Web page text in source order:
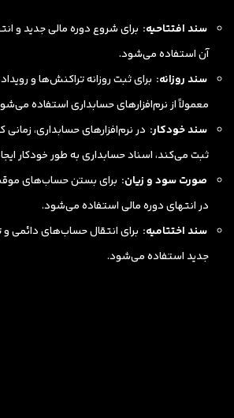
سند افتتاحیه: برای شروع دوره مالی جدید و
آن استفاده می‌شود.
سند روزانه: برای ثبت روزانه تراکنش‌ها و
معمولاً از نرم‌افزارهای حسابداری استفاده
سند خودکار: در نرم‌افزارهای حسابداری، زمانی
ثبت می‌کند، اسناد حسابداری به طور خودکار
صورت سود و زیان: برای بستن حساب‌های
در انتهای دوره مالی استفاده می‌شود.
سند اختتامیه: برای انتقال حساب‌های دائمی و
جدید استفاده می‌شود.